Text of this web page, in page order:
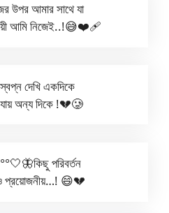
উপর আমার সাথে যা
আমি নিজেই..!😅❤️‍🩹
দেখি একদিকে
যায় অন্য দিকে !💔🥲
পরিবর্তন
প্রয়োজনীয়…! 😄💔